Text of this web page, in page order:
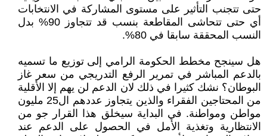
حتى تتجنب التأثير على مستوى المشاركة في الانتخابات
أي حتى تتحاشى المقاطعة بنسب قد تتجاوز 90% بدل
النسب المحققة سابقا في 80%.
هل سينجح مخطط الحكومة الرامي إلى توزيع ما تسميه
بالدعم المباشر في تمرير الرفع التدريجي من سعر غاز
البوطان؟ نشك كثيرا في ذلك لان الدعم لن يهم إلا الأقلية
من المحتاجين الفقراء والذين يتجاوز عددهم ال25 مليون
مواطن ومواطنة. في البداية سيخلق هذا القرار جو من
الانتظارية وتغذية الأمل في الحصول على الدعم عند